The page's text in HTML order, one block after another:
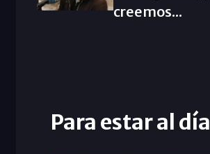
creemos...
Para estar al día